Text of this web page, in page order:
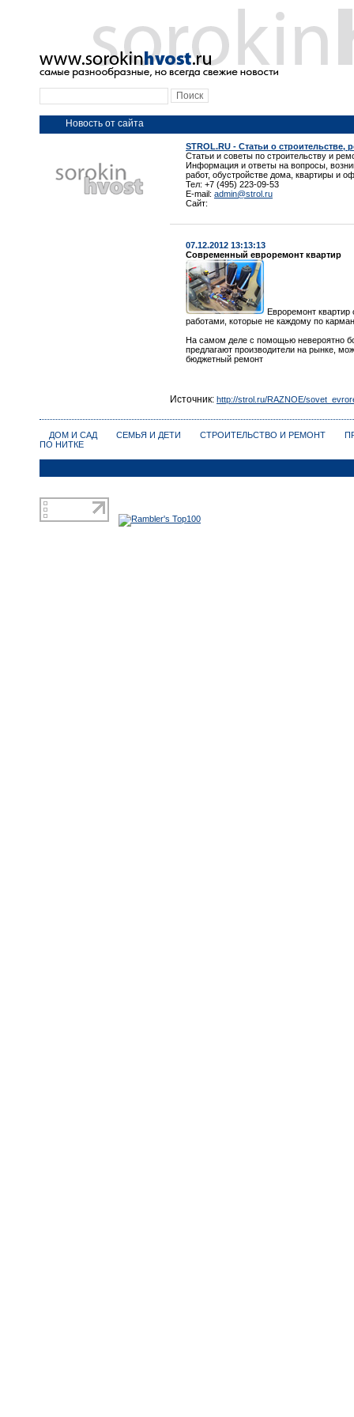
Новость от сайта
STROL.RU - Статьи о строительстве,
Статьи и советы по строительству и
Информация и ответы на вопросы,
работ, обустройстве дома, квартиры и
Тел: +7 (495) 223-09-53
E-mail: admin@strol.ru
Сайт:
07.12.2012 13:13:13
Современный евроремонт квартир
Евроремонт квартир
работами, которые не каждому по
На самом деле с помощью невероятно
предлагают производители на рынке,
бюджетный ремонт
Источник: http://strol.ru/RAZNOE/
ДОМ И САД СЕМЬЯ И ДЕТИ СТРОИТЕЛЬСТВО И РЕМОНТ
ПО НИТКЕ